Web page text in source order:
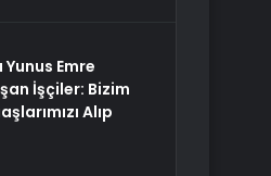
Emre
İşçiler: Bizim
Alıp